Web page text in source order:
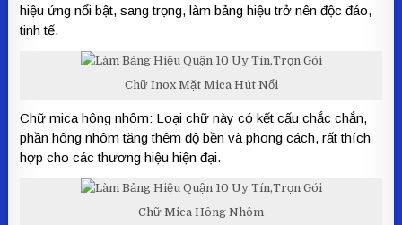
hiệu ứng nổi bật, sang trọng, làm bảng hiệu trở nên độc đáo,
tinh tế.
Chữ Inox Mặt Mica Hút Nổi
Chữ mica hông nhôm: Loại chữ này có kết cấu chắc chắn,
phần hông nhôm tăng thêm độ bền và phong cách, rất thích
hợp cho các thương hiệu hiện đại.
Chữ Mica Hông Nhôm